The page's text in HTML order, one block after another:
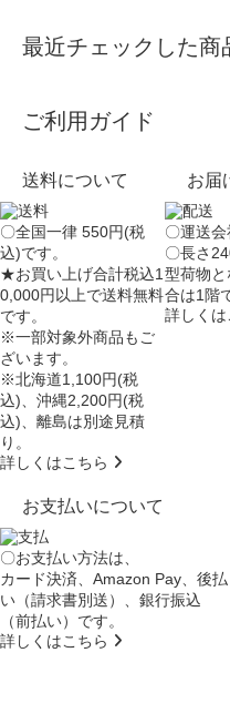
最近チェックした商
ご利用ガイド
送料について
〇全国一律 550円(税
込)です。
★お買い上げ合計税込1
0,000円以上で送料無料
です。
※一部対象外商品もご
ざいます。
※北海道1,100円(税
込)、沖縄2,200円(税
込)、離島は別途見積
り。
詳しくはこちら
お届
〇運送会
〇長さ
型荷物
合は1階
詳しくは
お支払いについて
〇お支払い方法は、
カード決済、Amazon Pay、後払
い（請求書別送）、銀行振込
（前払い）です。
詳しくはこちら